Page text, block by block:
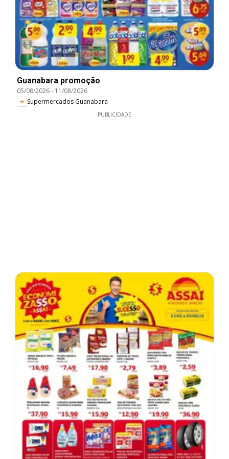
Guanabara promoção
05/08/2026- 11/08/2026
Supermercados Guanabara
PUBLICIDADE